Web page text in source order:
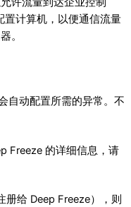
置计算机，以便通信流量
。
自动配置所需的异常。不
Freeze 的详细信息，请
给 Deep Freeze），则